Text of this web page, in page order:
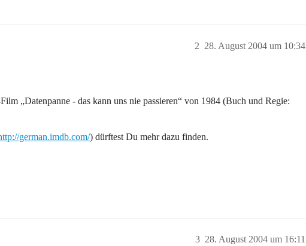
28. August 2004 um 10:34
2
„Datenpanne - das kann uns nie passieren“ von 1984 (Buch und Regie:
german.imdb.com/) dürftest Du mehr dazu finden.
28. August 2004 um 16:11
3